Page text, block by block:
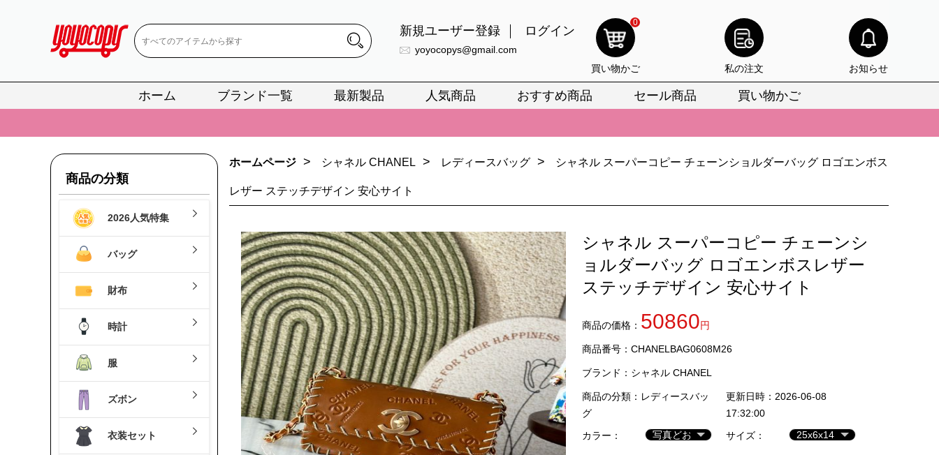
新規ユーザー登録 ログイン
yoyocopys@gmail.com
0
買い物かご 私の注文 お知らせ
ホーム ブランド一覧 最新製品 人気商品 おすすめ商品 セール商品 買い物かご
📢 当店は正真正銘のn級スーパーコピーのみ取扱い。最高品質の再現度を安心してお選びいただけます。
📢 新作入荷！ルイ・ヴィトンスーパーコピー バッグ最新モデルが登場。上質な仕上がりをお見逃しなく。
📢 当店は正真正銘のn級スーパーコピーのみ取扱い。最高品質の再現度を安心してお選びいただけます。
📢 新作入荷！ルイ・ヴィトンスーパーコピー バッグ最新モデルが登場。上質な仕上がりをお見逃しなく。
商品の分類
2026人気特集
バッグ
財布
時計
服
ズボン
衣装セット
ホームページ > シャネル CHANEL > レディースバッグ > シャネル スーパーコピー チェーンショルダーバッグ ロゴエンボス
レザー ステッチデザイン 安心サイト
シャネル スーパーコピー チェーンシ
ョルダーバッグ ロゴエンボスレザー
ステッチデザイン 安心サイト
商品の価格： 50860円
商品番号：CHANELBAG0608M26
ブランド： シャネル CHANEL
商品の分類： レディースバッ
グ
更新日時：2026-06-08
17:32:00
カラー：
サイズ：